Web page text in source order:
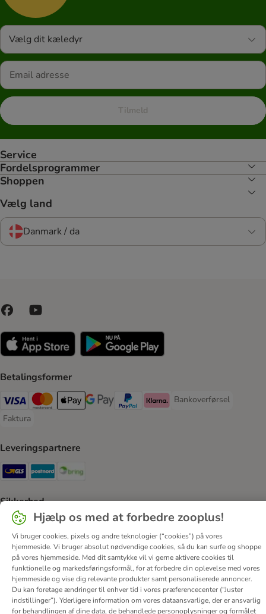
Vælg dit kæledyr
Tilmeld
Service
Fordelsprogrammer
Shoppen
Vælg land
Danmark / da
Betalingsformer
VISA Payment Method
Mastercard Payment Method
Apply pay Payment Method
Google Pay Payment Method
paypal Payment Method
Klarna Payment Method
Bankoverførsel
Bankoverførsel
Faktura
Faktura Payment Method
Leveringspartnere
GLS Shipping Method
Postnord Shipping Method
Sikkerhed
Security Security
Om os Job hos zooplus
Firmaoplysninger
Hjælp os med at forbedre zooplus!
Vi bruger cookies, pixels og andre teknologier (“cookies”) på vores
hjemmeside. Vi bruger absolut nødvendige cookies, så du kan surfe og shoppe
på vores hjemmeside. Med dit samtykke vil vi gerne aktivere cookies til
funktionelle og markedsføringsformål, for at forbedre din oplevelse med vores
hjemmeside og vise dig relevante produkter samt personaliserede annoncer.
Du kan foretage ændringer til enhver tid i vores præferencecenter (“Juster
indstillinger”). Yderligere information om vores dataansvarlige, der er ansvarlig
for behandlingen af ​​dine data, de behandlede personoplysninger og formålet